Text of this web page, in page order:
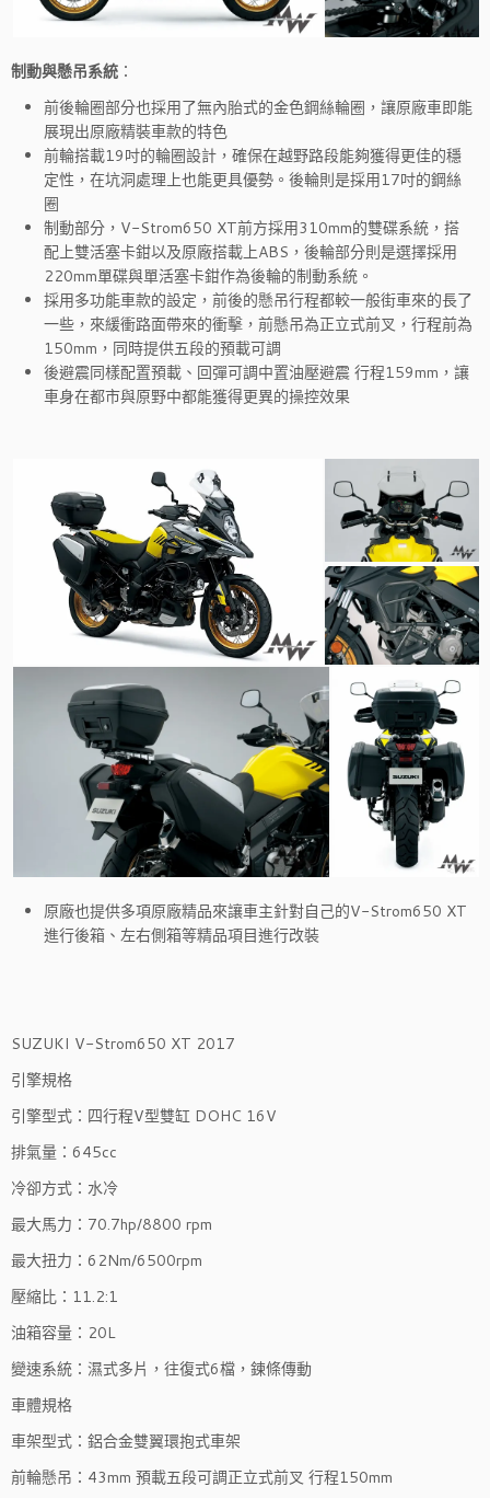
制動與懸吊系統 ：
前後輪圈部分也採用了無內胎式的金色鋼絲輪圈，讓原廠車即能
展現出原廠精裝車款的特色
前輪搭載19吋的輪圈設計，確保在越野路段能夠獲得更佳的穩
定性，在坑洞處理上也能更具優勢。後輪則是採用17吋的鋼絲
圈
制動部分，V-Strom650 XT前方採用310mm的雙碟系統，搭
配上雙活塞卡鉗以及原廠搭載上ABS，後輪部分則是選擇採用
220mm單碟與單活塞卡鉗作為後輪的制動系統。
採用多功能車款的設定，前後的懸吊行程都較一般街車來的長了
一些，來緩衝路面帶來的衝擊，前懸吊為正立式前叉，行程前為
150mm，同時提供五段的預載可調
後避震同樣配置預載、回彈可調中置油壓避震 行程159mm，讓
車身在都市與原野中都能獲得更異的操控效果
原廠也提供多項原廠精品來讓車主針對自己的V-Strom650 XT
進行後箱、左右側箱等精品項目進行改裝
SUZUKI V-Strom650 XT 2017
引擎規格
引擎型式：四行程V型雙缸 DOHC 16V
排氣量：645cc
冷卻方式：水冷
最大馬力：70.7hp/8800 rpm
最大扭力：62Nm/6500rpm
壓縮比：11.2:1
油箱容量：20L
變速系統：濕式多片，往復式6檔，鍊條傳動
車體規格
車架型式：鋁合金雙翼環抱式車架
前輪懸吊：43mm 預載五段可調正立式前叉 行程150mm